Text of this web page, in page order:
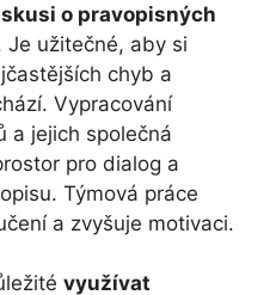
o pravopisných
Je užitečné, aby si
chyb a
Vypracování
a jejich společná
pro dialog a
Týmová práce
a zvyšuje motivaci.
využívat